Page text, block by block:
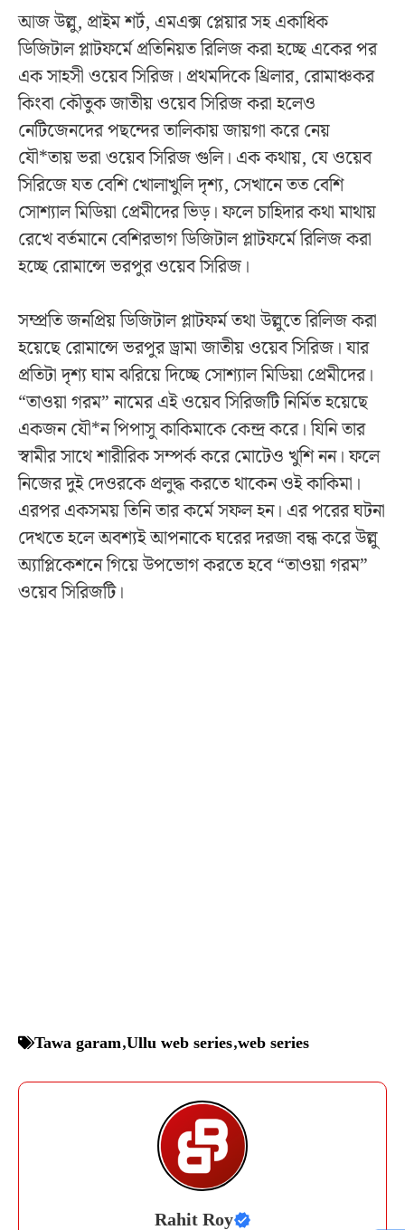
আজ উল্লু, প্রাইম শর্ট, এমএক্স প্লেয়ার সহ একাধিক
ডিজিটাল প্লাটফর্মে প্রতিনিয়ত রিলিজ করা হচ্ছে একের পর
এক সাহসী ওয়েব সিরিজ। প্রথমদিকে থ্রিলার, রোমাঞ্চকর
কিংবা কৌতুক জাতীয় ওয়েব সিরিজ করা হলেও
নেটিজেনদের পছন্দের তালিকায় জায়গা করে নেয়
যৌ*তায় ভরা ওয়েব সিরিজ গুলি। এক কথায়, যে ওয়েব
সিরিজে যত বেশি খোলাখুলি দৃশ্য, সেখানে তত বেশি
সোশ্যাল মিডিয়া প্রেমীদের ভিড়। ফলে চাহিদার কথা মাথায়
রেখে বর্তমানে বেশিরভাগ ডিজিটাল প্লাটফর্মে রিলিজ করা
হচ্ছে রোমান্সে ভরপুর ওয়েব সিরিজ।
সম্প্রতি জনপ্রিয় ডিজিটাল প্লাটফর্ম তথা উল্লুতে রিলিজ করা
হয়েছে রোমান্সে ভরপুর ড্রামা জাতীয় ওয়েব সিরিজ। যার
প্রতিটা দৃশ্য ঘাম ঝরিয়ে দিচ্ছে সোশ্যাল মিডিয়া প্রেমীদের।
“তাওয়া গরম” নামের এই ওয়েব সিরিজটি নির্মিত হয়েছে
একজন যৌ*ন পিপাসু কাকিমাকে কেন্দ্র করে। যিনি তার
স্বামীর সাথে শারীরিক সম্পর্ক করে মোটেও খুশি নন। ফলে
নিজের দুই দেওরকে প্রলুদ্ধ করতে থাকেন ওই কাকিমা।
এরপর একসময় তিনি তার কর্মে সফল হন। এর পরের ঘটনা
দেখতে হলে অবশ্যই আপনাকে ঘরের দরজা বন্ধ করে উল্লু
অ্যাপ্লিকেশনে গিয়ে উপভোগ করতে হবে “তাওয়া গরম”
ওয়েব সিরিজটি।
Tawa garam,Ullu web series,web series
Rahit Roy